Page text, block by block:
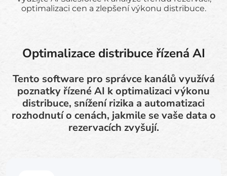
optimalizaci cen a zlepšení výkonu distribuce.
Optimalizace distribuce řízená AI
Tento software pro správce kanálů využívá
poznatky řízené AI k optimalizaci výkonu
distribuce, snížení rizika a automatizaci
rozhodnutí o cenách, jakmile se vaše data o
rezervacích zvyšují.